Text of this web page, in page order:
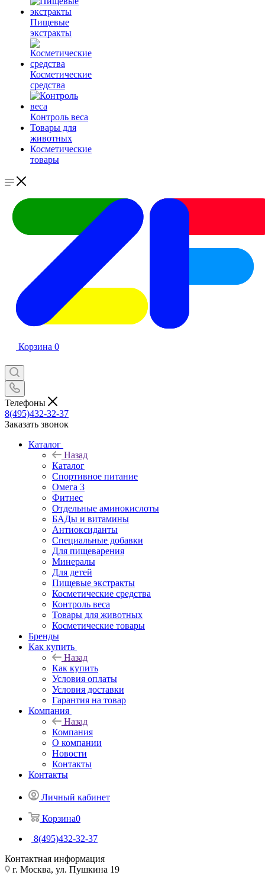
Пищевые
экстракты
Косметические
средства
Контроль веса
Товары для
животных
Косметические
товары
Корзина 0
Телефоны
8(495)432-32-37
Заказать звонок
Каталог
Назад
Каталог
Спортивное питание
Омега 3
Фитнес
Отдельные аминокислоты
БАДы и витамины
Антиоксиданты
Специальные добавки
Для пищеварения
Минералы
Для детей
Пищевые экстракты
Косметические средства
Контроль веса
Товары для животных
Косметические товары
Бренды
Как купить
Назад
Как купить
Условия оплаты
Условия доставки
Гарантия на товар
Компания
Назад
Компания
О компании
Новости
Контакты
Контакты
Личный кабинет
Корзина0
8(495)432-32-37
Контактная информация
г. Москва, ул. Пушкина 19